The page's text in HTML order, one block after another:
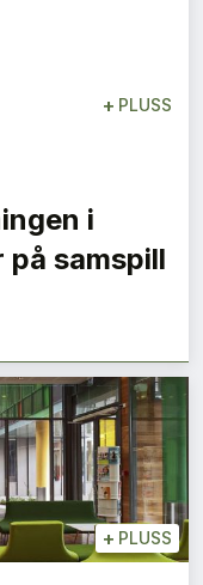
+ PLUSS
i
på samspill
+ PLUSS